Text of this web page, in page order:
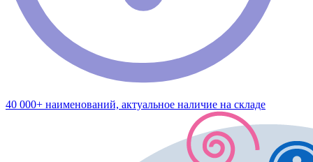
40 000+ наименований, актуальное наличие на складе